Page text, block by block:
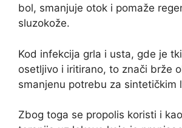
bol, smanjuje otok i pomaže
sluzokože.
Kod infekcija grla i usta, gde je
osetljivo i iritirano, to znači brže
smanjenu potrebu za sintetičkim
Zbog toga se propolis koristi i